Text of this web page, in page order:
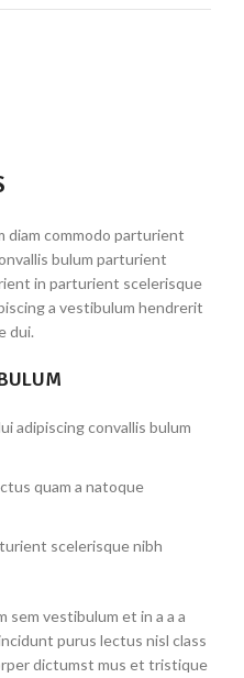
diam commodo parturient
bulum parturient
in parturient scelerisque
a vestibulum hendrerit
dui.
adipiscing convallis bulum
quam a natoque
scelerisque nibh
sem vestibulum et in a a a
purus lectus nisl class
dictumst mus et tristique